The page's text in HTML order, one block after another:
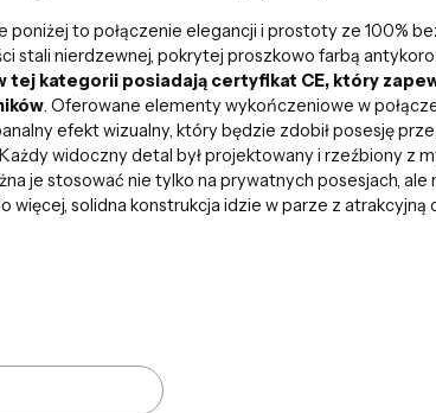
poniżej to połączenie elegancji i prostoty ze 100%
stali nierdzewnej, pokrytej proszkowo farbą
tej kategorii posiadają certyfikat CE, który
. Oferowane elementy wykończeniowe w
efekt wizualny, który będzie zdobił posesję
widoczny detal był projektowany i rzeźbiony z
je stosować nie tylko na prywatnych posesjach,
więcej, solidna konstrukcja idzie w parze z